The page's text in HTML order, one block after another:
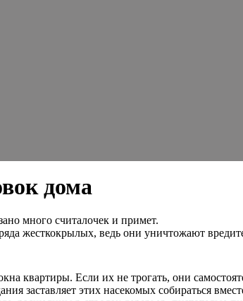
дома
много считалочек и примет.
жесткокрылых, ведь они уничтожают
квартиры. Если их не трогать, они
заставляет этих насекомых собираться